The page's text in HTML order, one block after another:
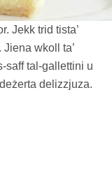
Jekk trid tista’
wkoll ta’
saff tal-gallettini u
delizzjuza.